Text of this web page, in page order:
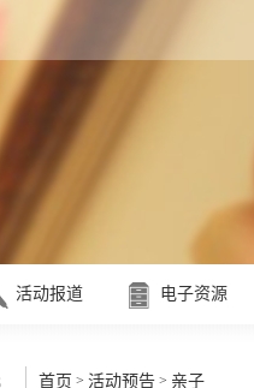
活动报道 电子资源
首页 > 活动预告 > 亲子